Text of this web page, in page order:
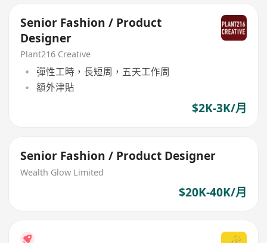
Senior Fashion / Product
Designer
Plant216 Creative
彈性工時，長短周，五天工作周
額外津貼
$2K-3K/月
Senior Fashion / Product Designer
Wealth Glow Limited
$20K-40K/月